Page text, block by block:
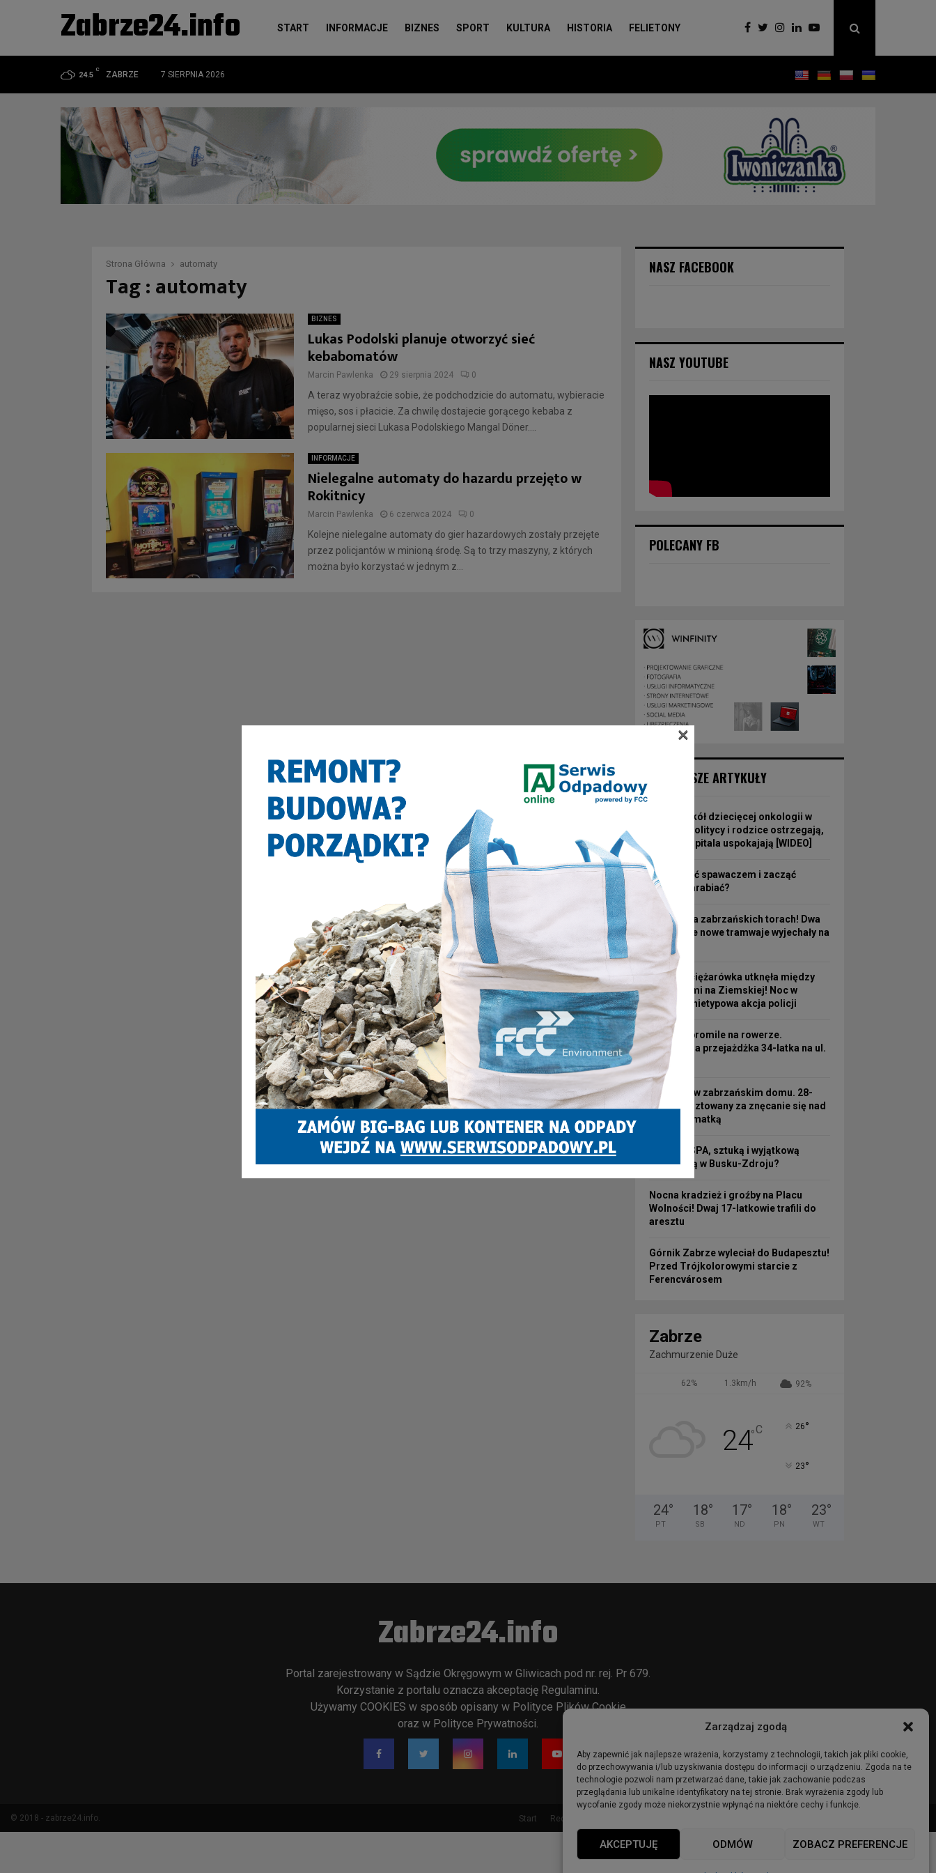
Zarządzaj zgodą
Aby zapewnić jak najlepsze wrażenia, korzystamy z technologii, takich jak pliki cookie,
do przechowywania i/lub uzyskiwania dostępu do informacji o urządzeniu. Zgoda na te
technologie pozwoli nam przetwarzać dane, takie jak zachowanie podczas
przeglądania lub unikalne identyfikatory na tej stronie. Brak wyrażenia zgody lub
wycofanie zgody może niekorzystnie wpłynąć na niektóre cechy i funkcje.
AKCEPTUJĘ ODMÓW ZOBACZ PREFERENCJE
Zabrze24.info START INFORMACJE BIZNES SPORT KULTURA HISTORIA FELIETONY
24.5
C
ZABRZE 7 SIERPNIA 2026
Strona Główna automaty
Tag : automaty
BIZNES
Lukas Podolski planuje otworzyć sieć
kebabomatów
Marcin Pawlenka 29 sierpnia 2024 0
A teraz wyobraźcie sobie, że podchodzicie do automatu, wybieracie
mięso, sos i płacicie. Za chwilę dostajecie gorącego kebaba z
popularnej sieci Lukasa Podolskiego Mangal Döner....
INFORMACJE
Nielegalne automaty do hazardu przejęto w
Rokitnicy
Marcin Pawlenka 6 czerwca 2024 0
Kolejne nielegalne automaty do gier hazardowych zostały przejęte
przez policjantów w minioną środę. Są to trzy maszyny, z których
można było korzystać w jednym z...
NASZ FACEBOOK
NASZ YOUTUBE
POLECANY FB
NAJNOWSZE ARTYKUŁY
Burza wokół dziecięcej onkologii w
Zabrzu. Politycy i rodzice ostrzegają,
władze szpitala uspokajają [WIDEO]
Jak zostać spawaczem i zacząć
dobrze zarabiać?
Nowość na zabrzańskich torach! Dwa
fabrycznie nowe tramwaje wyjechały na
linię nr 3
Turecka ciężarówka utknęła między
wiaduktami na Ziemskiej! Noc w
pułapce i nietypowa akcja policji
Ponad 2 promile na rowerze.
Kosztowna przejażdżka 34-latka na ul.
3 Maja
Koszmar w zabrzańskim domu. 28-
latek aresztowany za znęcanie się nad
63-letnią matką
Hotel ze SPA, sztuką i wyjątkową
atmosferą w Busku-Zdroju?
Nocna kradzież i groźby na Placu
Wolności! Dwaj 17-latkowie trafili do
aresztu
Górnik Zabrze wyleciał do Budapesztu!
Przed Trójkolorowymi starcie z
Ferencvárosem
Zabrze
Zachmurzenie Duże
62% 1.3km/h 92%
24°C 26°
23°
24°
PT
18°
SB
17°
ND
18°
PN
23°
WT
Zabrze24.info
Portal zarejestrowany w Sądzie Okręgowym w Gliwicach pod nr. rej. Pr 679.
Korzystanie z portalu oznacza akceptację Regulaminu
Używamy COOKIES w sposób opisany w Polityce Plików Cookie
oraz w Polityce Prywatności
© 2018 - zabrze24.info. Start Redakcja
×